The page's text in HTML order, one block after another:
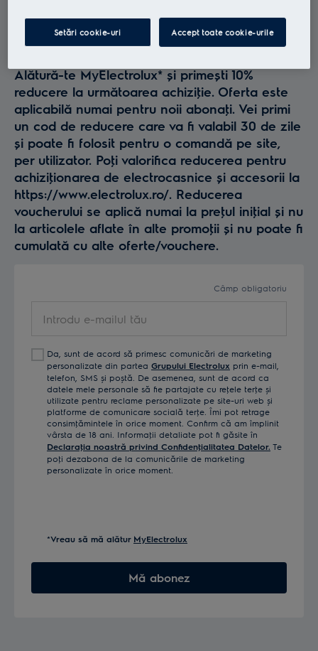
Profită la maxim de
Electrolux
Alătură-te MyElectrolux* și primești 10%
reducere la următoarea achiziţie. Oferta este
aplicabilă numai pentru noii abonaţi. Vei primi
un cod de reducere care va fi valabil 30 de zile
și poate fi folosit pentru o comandă pe site,
per utilizator. Poţi valorifica reducerea pentru
achiziţionarea de electrocasnice și accesorii la
https://www.electrolux.ro/. Reducerea
voucherului se aplică numai la preţul iniţial și nu
la articolele aflate în alte promoţii și nu poate fi
cumulată cu alte oferte/vouchere.
Câmp obligatoriu
Da, sunt de acord să primesc comunicări de marketing
personalizate din partea Grupului Electrolux prin e-mail,
telefon, SMS și poștă. De asemenea, sunt de acord ca
datele mele personale să fie partajate cu reţele terţe și
utilizate pentru reclame personalizate pe site-uri web și
platforme de comunicare socială terţe. Îmi pot retrage
consimţămintele în orice moment. Confirm că am împlinit
vârsta de 18 ani. Informaţii detaliate pot fi găsite în
Declaraţia noastră privind Confidenţialitatea Datelor. Te
poţi dezabona de la comunicările de marketing
personalizate în orice moment.
*Vreau să mă alătur MyElectrolux
Mă abonez
Setări cookie-uri Accept toate cookie-urile